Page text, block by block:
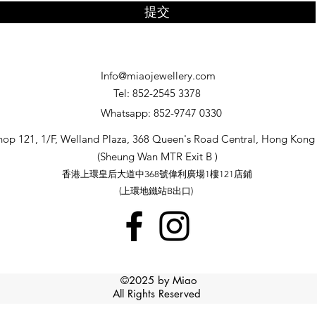
提交
Info@miaojewellery.com
Tel: 852-2545 3378
Whatsapp: 852-9747 0330
121, 1/F, Welland Plaza, 368 Queen's Road Central, Hong Kong
(Sheung Wan MTR Exit B )
香港上環皇后大道中368號偉利廣場1樓121店鋪
(上環地鐵站B出口)
©2025 by Miao
All Rights Reserved